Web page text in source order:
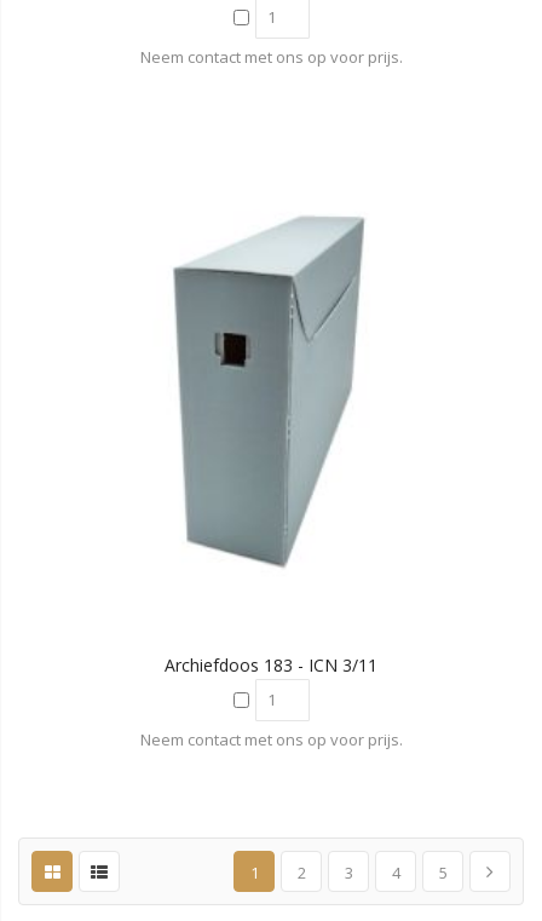
Neem contact met ons op voor prijs.
Archiefdoos 183 - ICN 3/11
Neem contact met ons op voor prijs.
1 2 3 4 5